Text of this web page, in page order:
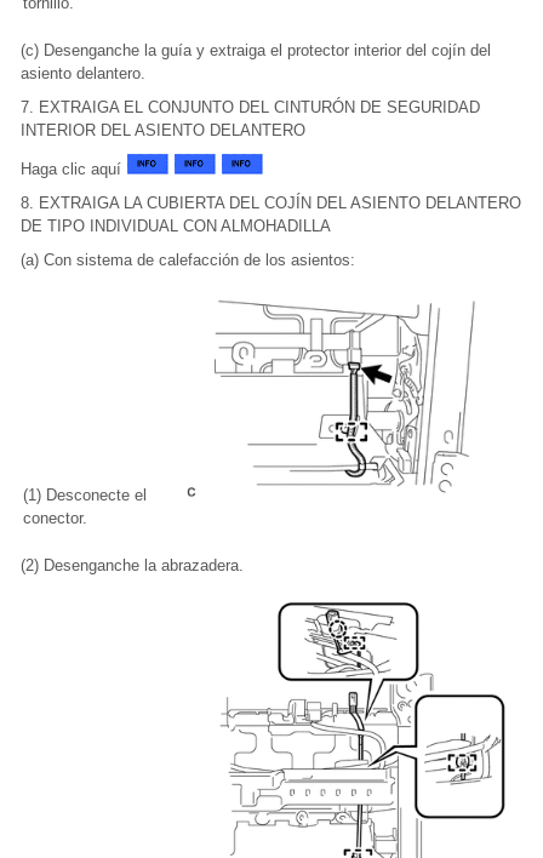
(c) Desenganche la guía y extraiga el protector interior del cojín del
asiento delantero.
7. EXTRAIGA EL CONJUNTO DEL CINTURÓN DE SEGURIDAD
INTERIOR DEL ASIENTO DELANTERO
Haga clic aquí
8. EXTRAIGA LA CUBIERTA DEL COJÍN DEL ASIENTO DELANTERO
DE TIPO INDIVIDUAL CON ALMOHADILLA
(a) Con sistema de calefacción de los asientos:
(1) Desconecte el
conector.
(2) Desenganche la abrazadera.